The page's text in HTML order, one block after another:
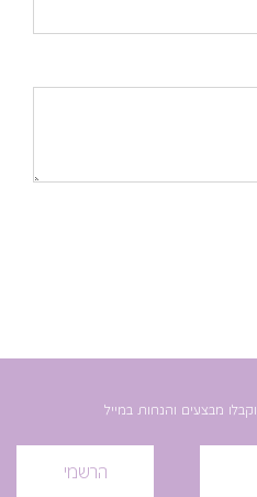
וקבלו מבצעים והנחות במייל
הרשמי